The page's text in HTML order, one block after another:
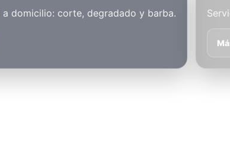
a domicilio: corte, degradado y barba.